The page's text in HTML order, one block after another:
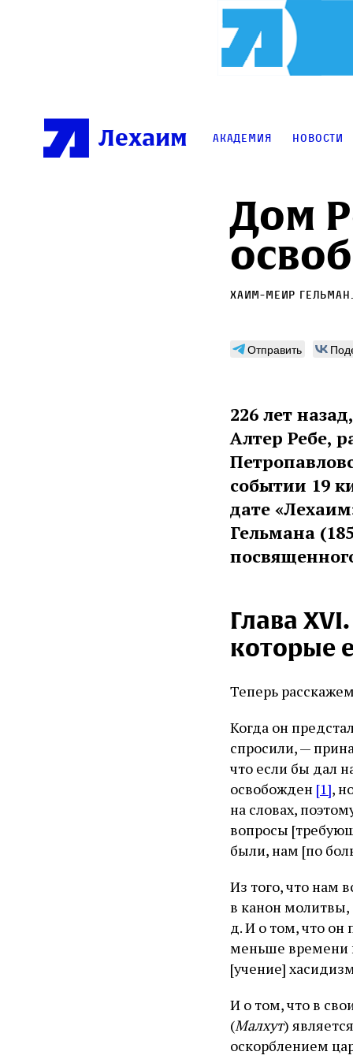
Лехаим Академия Новости
Дом
Хаим-Меир Гельман
Отправить
226 лет
Алтер Ребе,
событии 19
дате
Гельмана
Глава
которые
Теперь
Когда он
спросили, —
что если бы дал
освобожден [1],
на словах,
вопросы
были, нам [по
Из того, что нам
в канон
д. И о том, что он
меньше времени
[учение]
И о том, что в
(Малхут)
оскорблением